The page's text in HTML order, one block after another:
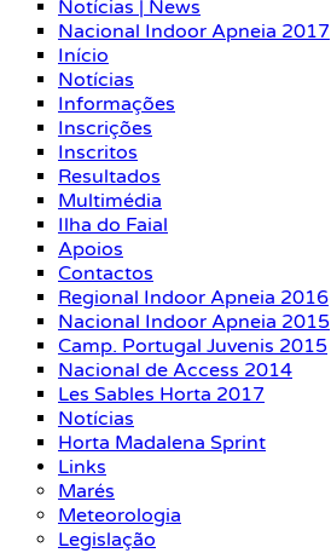
Notícias | News
Nacional Indoor Apneia 2017
Início
Notícias
Informações
Inscrições
Inscritos
Resultados
Multimédia
Ilha do Faial
Apoios
Contactos
Regional Indoor Apneia 2016
Nacional Indoor Apneia 2015
Camp. Portugal Juvenis 2015
Nacional de Access 2014
Les Sables Horta 2017
Notícias
Horta Madalena Sprint
Links
Marés
Meteorologia
Legislação